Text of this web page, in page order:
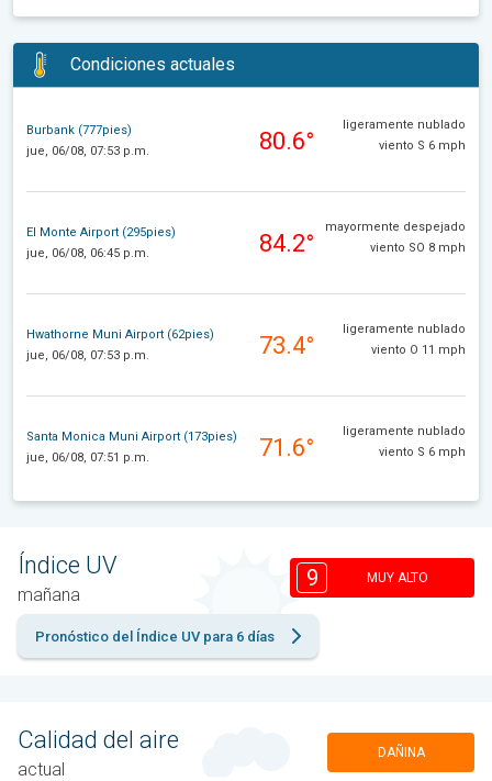
Condiciones actuales
Burbank (777pies)
jue, 06/08, 07:53 p.m.
80.6°
ligeramente nublado
viento S 6 mph
El Monte Airport (295pies)
jue, 06/08, 06:45 p.m.
84.2°
mayormente despejado
viento SO 8 mph
Hwathorne Muni Airport (62pies)
jue, 06/08, 07:53 p.m.
73.4°
ligeramente nublado
viento O 11 mph
Santa Monica Muni Airport (173pies)
jue, 06/08, 07:51 p.m.
71.6°
ligeramente nublado
viento S 6 mph
Índice UV
mañana
9 MUY ALTO
Pronóstico del Índice UV para 6 días
Calidad del aire
actual
DAÑINA